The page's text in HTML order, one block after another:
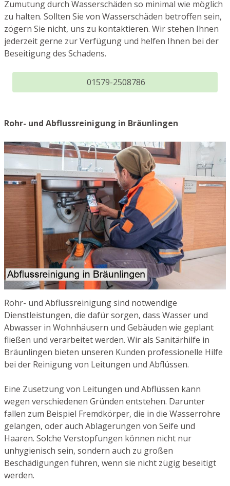
Zumutung durch Wasserschäden so minimal wie möglich
zu halten. Sollten Sie von Wasserschäden betroffen sein,
zögern Sie nicht, uns zu kontaktieren. Wir stehen Ihnen
jederzeit gerne zur Verfügung und helfen Ihnen bei der
Beseitigung des Schadens.
01579-2508786
Rohr- und Abflussreinigung in Bräunlingen
Rohr- und Abflussreinigung sind notwendige
Dienstleistungen, die dafür sorgen, dass Wasser und
Abwasser in Wohnhäusern und Gebäuden wie geplant
fließen und verarbeitet werden. Wir als Sanitärhilfe in
Bräunlingen bieten unseren Kunden professionelle Hilfe
bei der Reinigung von Leitungen und Abflüssen.
Eine Zusetzung von Leitungen und Abflüssen kann
wegen verschiedenen Gründen entstehen. Darunter
fallen zum Beispiel Fremdkörper, die in die Wasserrohre
gelangen, oder auch Ablagerungen von Seife und
Haaren. Solche Verstopfungen können nicht nur
unhygienisch sein, sondern auch zu großen
Beschädigungen führen, wenn sie nicht zügig beseitigt
werden.